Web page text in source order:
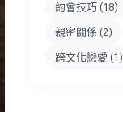
約會技巧 (18)
親密關係 (2)
跨文化戀愛 (1)